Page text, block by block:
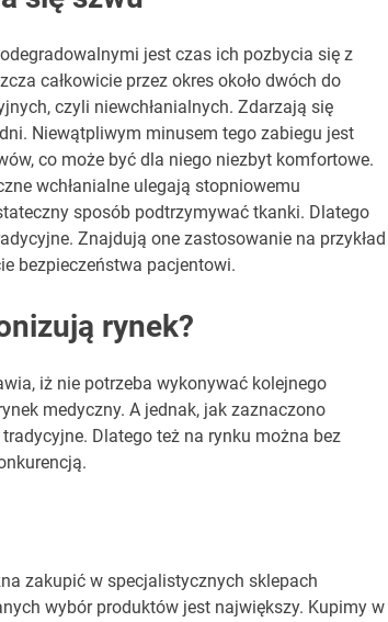
jest czas ich pozbycia się z
całkowicie przez okres około dwóch do
czyli niewchłanialnych. Zdarzają się
Niewątpliwym minusem tego zabiegu jest
co może być dla niego niezbyt komfortowe.
wchłanialne ulegają stopniowemu
sposób podtrzymywać tkanki. Dlatego
Znajdują one zastosowanie na przykład
bezpieczeństwa pacjentowi.
rynek?
iż nie potrzeba wykonywać kolejnego
medyczny. A jednak, jak zaznaczono
Dlatego też na rynku można bez
zakupić w specjalistycznych sklepach
wybór produktów jest największy. Kupimy w